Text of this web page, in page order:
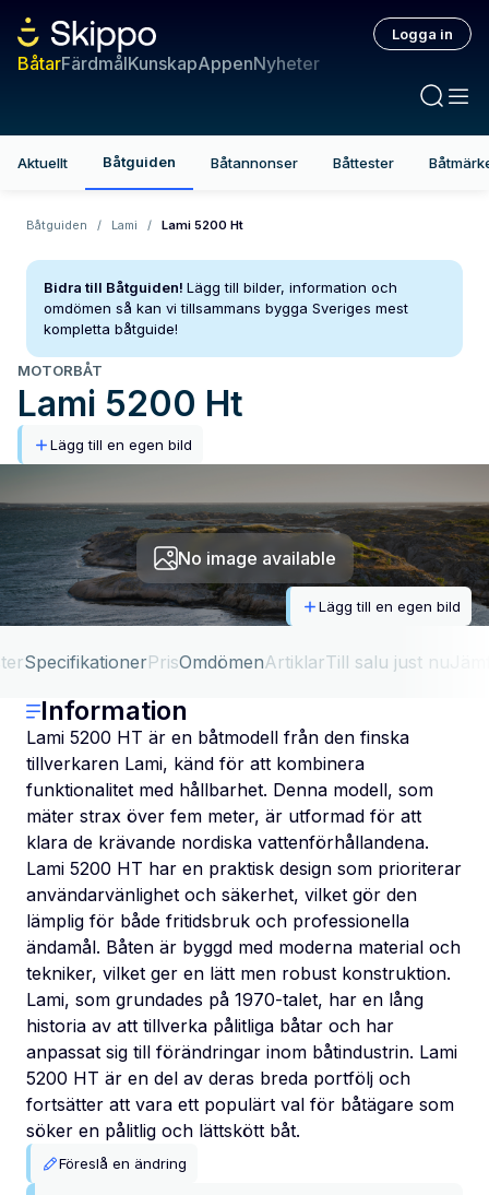
BåtarFärdmålKunskapAppenNyheter
Logga in
Aktuellt Båtguiden Båtannonser Båttester
Båtguiden / Lami / Lami 5200 Ht
Bidra till Båtguiden! Lägg till bilder, information och
omdömen så kan vi tillsammans bygga Sveriges mest
kompletta båtguide!
MOTORBÅT
Lami 5200 Ht
Lägg till en egen bild
No image available
Lägg till en egen bild
SpecifikationerPrisOmdömenArtiklarTill salu just nu
Information
Lami 5200 HT är en båtmodell från den finska
tillverkaren Lami, känd för att kombinera
funktionalitet med hållbarhet. Denna modell, som
mäter strax över fem meter, är utformad för att
klara de krävande nordiska vattenförhållandena.
Lami 5200 HT har en praktisk design som prioriterar
användarvänlighet och säkerhet, vilket gör den
lämplig för både fritidsbruk och professionella
ändamål. Båten är byggd med moderna material och
tekniker, vilket ger en lätt men robust konstruktion.
Lami, som grundades på 1970-talet, har en lång
historia av att tillverka pålitliga båtar och har
anpassat sig till förändringar inom båtindustrin. Lami
5200 HT är en del av deras breda portfölj och
fortsätter att vara ett populärt val för båtägare som
söker en pålitlig och lättskött båt.
Föreslå en ändring